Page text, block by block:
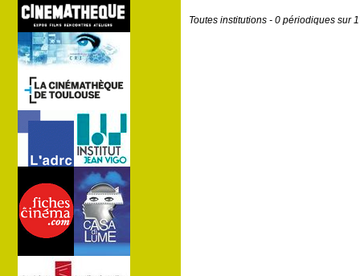
Toutes institutions - 0 périodiques sur